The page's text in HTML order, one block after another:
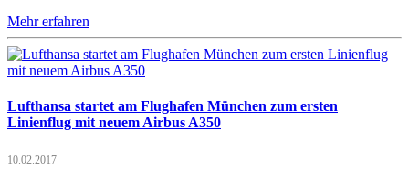
Mehr erfahren
Lufthansa startet am Flughafen München zum ersten
Linienflug mit neuem Airbus A350
10.02.2017